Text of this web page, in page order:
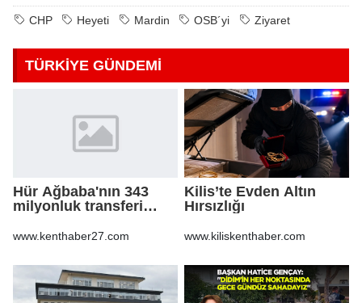
CHP Heyeti Mardin OSB´yi Ziyaret
TÜRKİYE GÜNDEMİ
Hür Ağbaba'nın 343
milyonluk transferi
Ağbaba'ya milyonlar
www.kenthaber27.com
Kilis’te Evden Altın
Hırsızlığı
www.kiliskenthaber.com